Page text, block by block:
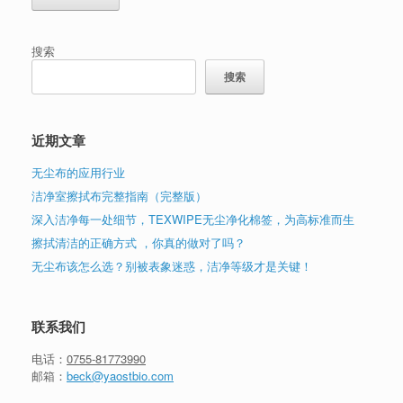
搜索
搜索
近期文章
无尘布的应用行业
洁净室擦拭布完整指南（完整版）
深入洁净每一处细节，TEXWIPE无尘净化棉签，为高标准而生
擦拭清洁的正确方式 ，你真的做对了吗？
无尘布该怎么选？别被表象迷惑，洁净等级才是关键！
联系我们
电话： 0755-81773990
邮箱： beck@yaostbio.com